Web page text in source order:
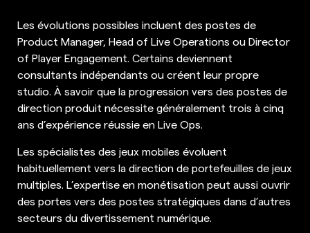
Les évolutions possibles incluent des postes de
Product Manager, Head of Live Operations ou Director
of Player Engagement. Certains deviennent
consultants indépendants ou créent leur propre
studio. À savoir que la progression vers des postes de
direction produit nécessite généralement trois à cinq
ans d’expérience réussie en Live Ops.
Les spécialistes des jeux mobiles évoluent
habituellement vers la direction de portefeuilles de jeux
multiples. L’expertise en monétisation peut aussi ouvrir
des portes vers des postes stratégiques dans d’autres
secteurs du divertissement numérique.